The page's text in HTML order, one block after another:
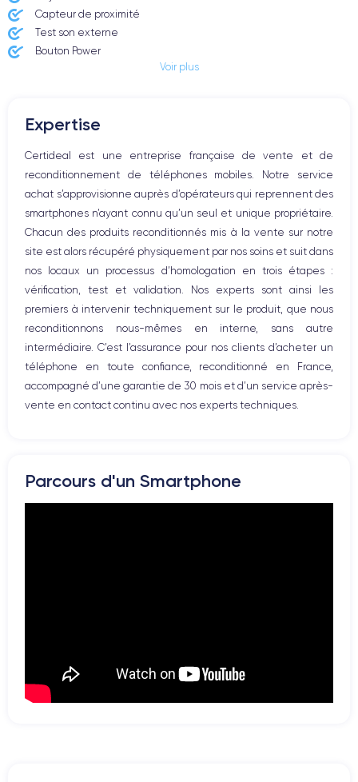
Capteur de proximité
Test son externe
Bouton Power
Haut parleur
Bouton Home
Bluetooth
WiFi
Réseau
Vibreur
Prise USB
Voir plus
Expertise
Certideal est une entreprise française de vente et de
reconditionnement de téléphones mobiles. Notre service
achat s’approvisionne auprès d’opérateurs qui reprennent des
smartphones n’ayant connu qu’un seul et unique propriétaire.
Chacun des produits reconditionnés mis à la vente sur notre
site est alors récupéré physiquement par nos soins et suit dans
nos locaux un processus d’homologation en trois étapes :
vérification, test et validation. Nos experts sont ainsi les
premiers à intervenir techniquement sur le produit, que nous
reconditionnons nous-mêmes en interne, sans autre
intermédiaire. C’est l’assurance pour nos clients d’acheter un
téléphone en toute confiance, reconditionné en France,
accompagné d’une garantie de 30 mois et d’un service après-
vente en contact continu avec nos experts techniques.
Parcours d'un Smartphone